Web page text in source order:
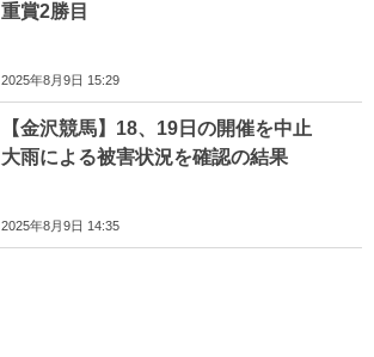
重賞2勝目
2025年8月9日 15:29
【金沢競馬】18、19日の開催を中止
大雨による被害状況を確認の結果
2025年8月9日 14:35